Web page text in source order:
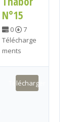
N°15
0
7
Télécharge
ments
Télécharger